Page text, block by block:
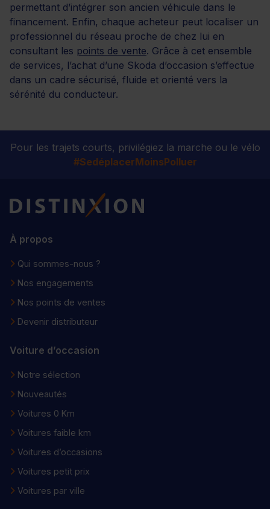
permettant d’intégrer son ancien véhicule dans le
financement. Enfin, chaque acheteur peut localiser un
professionnel du réseau proche de chez lui en
consultant les points de vente. Grâce à cet ensemble
de services, l’achat d’une Skoda d’occasion s’effectue
dans un cadre sécurisé, fluide et orienté vers la
sérénité du conducteur.
Pour les trajets courts, privilégiez la marche ou le vélo
#SedéplacerMoinsPolluer
Distinxion
À propos
Qui sommes-nous ?
Nos engagements
Nos points de ventes
Devenir distributeur
Voiture d’occasion
Notre sélection
Nouveautés
Voitures 0 Km
Voitures faible km
Voitures d’occasions
Voitures petit prix
Voitures par ville